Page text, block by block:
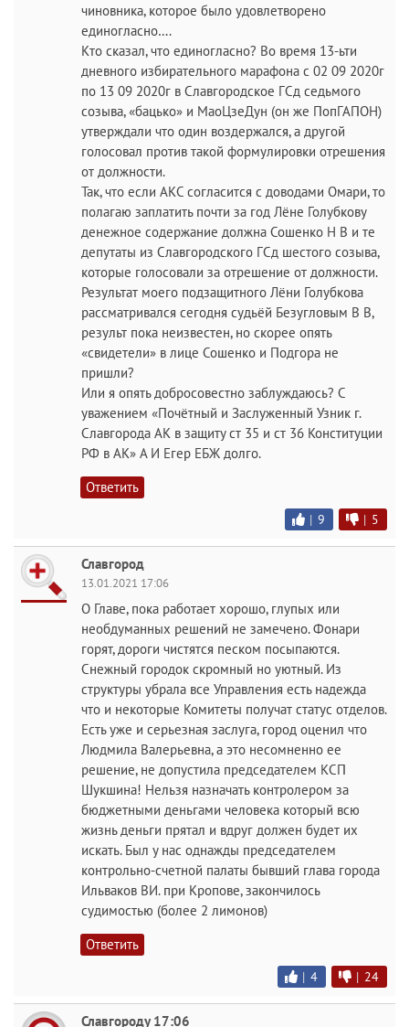
чиновника, которое было удовлетворено
единогласно….
Кто сказал, что единогласно? Во время 13-ьти
дневного избирательного марафона с 02 09 2020г
по 13 09 2020г в Славгородское ГСд седьмого
созыва, «бацько» и МаоЦзеДун (он же ПопГАПОН)
утверждали что один воздержался, а другой
голосовал против такой формулировки отрешения
от должности.
Так, что если АКС согласится с доводами Омари, то
полагаю заплатить почти за год Лёне Голубкову
денежное содержание должна Сошенко Н В и те
депутаты из Славгородского ГСд шестого созыва,
которые голосовали за отрешение от должности.
Результат моего подзащитного Лёни Голубкова
рассматривался сегодня судьёй Безугловым В В,
результ пока неизвестен, но скорее опять
«свидетели» в лице Сошенко и Подгора не
пришли?
Или я опять добросовестно заблуждаюсь? С
уважением «Почётный и Заслуженный Узник г.
Славгорода АК в защиту ст 35 и ст 36 Конституции
РФ в АК» А И Егер ЕБЖ долго.
Ответить
| 9 | 5
Славгород
13.01.2021 17:06
О Главе, пока работает хорошо, глупых или
необдуманных решений не замечено. Фонари
горят, дороги чистятся песком посыпаются.
Снежный городок скромный но уютный. Из
структуры убрала все Управления есть надежда
что и некоторые Комитеты получат статус отделов.
Есть уже и серьезная заслуга, город оценил что
Людмила Валерьевна, а это несомненно ее
решение, не допустила председателем КСП
Шукшина! Нельзя назначать контролером за
бюджетными деньгами человека который всю
жизнь деньги прятал и вдруг должен будет их
искать. Был у нас однажды председателем
контрольно-счетной палаты бывший глава города
Ильваков ВИ. при Кропове, закончилось
судимостью (более 2 лимонов)
Ответить
| 4 | 24
Славгороду 17:06